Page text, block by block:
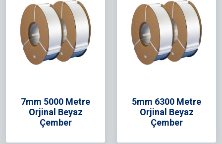
7mm 5000 Metre
Orjinal Beyaz
Çember
5mm 6300 Metre
Orjinal Beyaz
Çember